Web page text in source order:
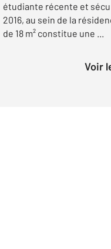
étudiante récente et
2016, au sein de la
de 18 m² constitue une ...
Voir